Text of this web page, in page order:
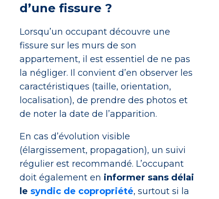
d’une fissure ?
Lorsqu’un occupant découvre une
fissure sur les murs de son
appartement, il est essentiel de ne pas
la négliger. Il convient d’en observer les
caractéristiques (taille, orientation,
localisation), de prendre des photos et
de noter la date de l’apparition.
En cas d’évolution visible
(élargissement, propagation), un suivi
régulier est recommandé. L’occupant
doit également en informer sans délai
le syndic de copropriété, surtout si la